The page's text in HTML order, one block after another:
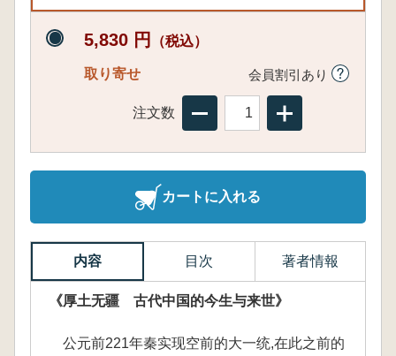
5,830 円 （税込）
取り寄せ 会員割引あり
注文数
カートに入れる
内容 目次 著者情報
《厚土无疆 古代中国的今生与来世》
公元前221年秦实现空前的大一统,在此之前的